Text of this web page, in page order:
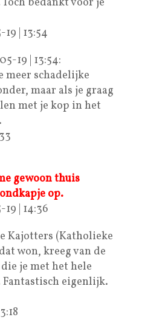
| 13:54
19 | 13:54:
meer schadelijke
maar als je graag
met je kop in het
gewoon thuis
op.
| 14:36
Kajotters (Katholieke
won, kreeg van de
je met het hele
eigenlijk.